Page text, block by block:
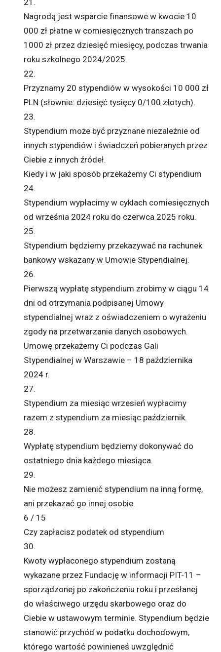
Nagrodą jest wsparcie finansowe w kwocie 10
000 zł płatne w comiesięcznych transzach po
1000 zł przez dziesięć miesięcy, podczas trwania
roku szkolnego 2024/2025.
22.
Przyznamy 20 stypendiów w wysokości 10 000 zł
PLN (słownie: dziesięć tysięcy 0/100 złotych).
23.
Stypendium może być przyznane niezależnie od
innych stypendiów i świadczeń pobieranych przez
Ciebie z innych źródeł.
Kiedy i w jaki sposób przekażemy Ci stypendium
24.
Stypendium wypłacimy w cyklach comiesięcznych
od września 2024 roku do czerwca 2025 roku.
25.
Stypendium będziemy przekazywać na rachunek
bankowy wskazany w Umowie Stypendialnej.
26.
Pierwszą wypłatę stypendium zrobimy w ciągu 14
dni od otrzymania podpisanej Umowy
stypendialnej wraz z oświadczeniem o wyrażeniu
zgody na przetwarzanie danych osobowych.
Umowę przekażemy Ci podczas Gali
Stypendialnej w Warszawie – 18 października
2024 r.
27.
Stypendium za miesiąc wrzesień wypłacimy
razem z stypendium za miesiąc październik.
28.
Wypłatę stypendium będziemy dokonywać do
ostatniego dnia każdego miesiąca.
29.
Nie możesz zamienić stypendium na inną formę,
ani przekazać go innej osobie.
6 / 15
Czy zapłacisz podatek od stypendium
30.
Kwoty wypłaconego stypendium zostaną
wykazane przez Fundację w informacji PIT-11 –
sporządzonej po zakończeniu roku i przesłanej
do właściwego urzędu skarbowego oraz do
Ciebie w ustawowym terminie. Stypendium będzie
stanowić przychód w podatku dochodowym,
którego wartość powinieneś uwzględnić